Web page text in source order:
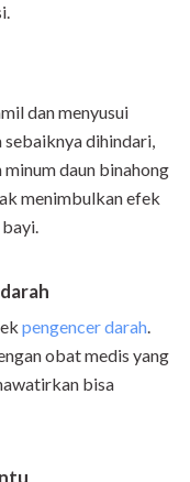
dan menyusui
dihindari,
daun binahong
menimbulkan efek
pengencer darah.
obat medis yang
bisa